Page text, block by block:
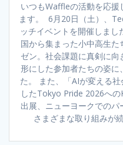
いつもWaffleの活動を応援
ます。 6月20日（土）、
ッチイベントを開催しま
国から集まった小中高生
ゼン。社会課題に真剣に
形にした参加者たちの姿
た。 また、「AIが変える
したTokyo Pride 2026へ
出展、ニューヨークでの
さまざまな取り組みが